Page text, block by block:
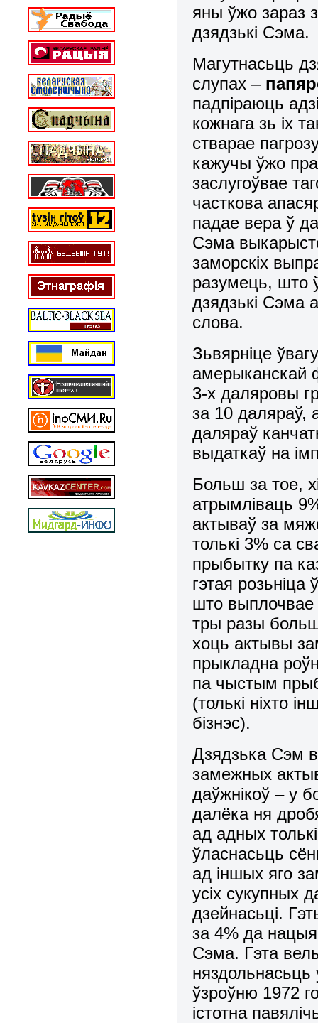
яны ўжо зараз
дзядзькі Сэма.
Магутнасьць
слупах –
падпіраюць
кожнага зь іх
стварае
кажучы ўжо пра
заслугоўвае
часткова
падае вера ў
Сэма
заморскіх
разумець, што
дзядзькі Сэма
слова.
Зьвярніце
амерыканскай
3-х даляровы
за 10 даляраў,
даляраў
выдаткаў на
Больш за тое,
атрымліваць
актываў за
толькі 3% са
прыбытку па
гэтая
што выплочвае
тры разы
хоць актывы
прыкладна
па чыстым
(толькі ніхто
бізнэс).
Дзядзька Сэм
замежных
даўжнікоў – у
далёка ня
ад адных
ўласнасьць
ад іншых яго
усіх сукупных
дзейнасьці.
за 4% да
Сэма. Гэта
ўзроўню 1972
істотна